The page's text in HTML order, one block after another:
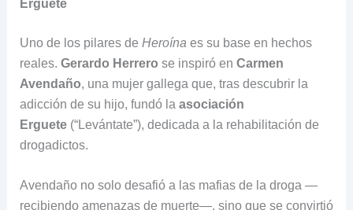
Erguete
Uno de los pilares de Heroína es su base en hechos
reales. Gerardo Herrero se inspiró en Carmen
Avendaño, una mujer gallega que, tras descubrir la
adicción de su hijo, fundó la asociación
Erguete(“Levántate”), dedicada a la rehabilitación de
drogadictos.
Avendaño no solo desafió a las mafias de la droga —
recibiendo amenazas de muerte—, sino que se convirtió